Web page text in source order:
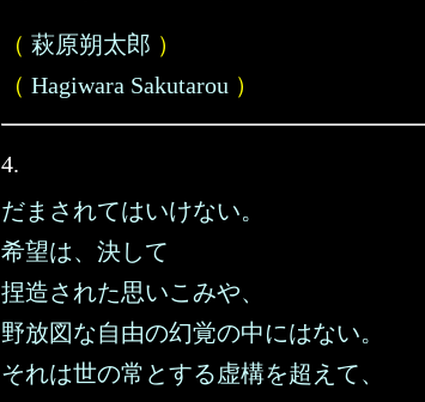
（ 萩原朔太郎 ）
（ Hagiwara Sakutarou ）
4.
だまされてはいけない。
希望は、決して
捏造された思いこみや、
野放図な自由の幻覚の中にはない。
それは世の常とする虚構を超えて、